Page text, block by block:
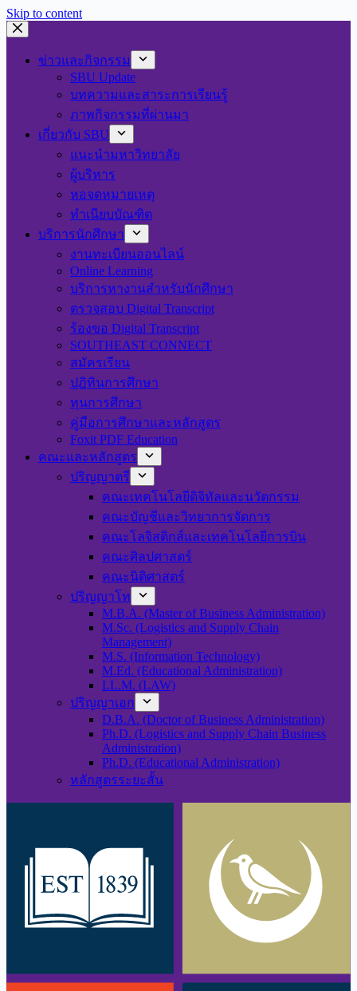
Skip to content
ข่าวและกิจกรรม
SBU Update
บทความและสาระการเรียนรู้
ภาพกิจกรรมที่ผ่านมา
เกี่ยวกับ SBU
แนะนำมหาวิทยาลัย
ผู้บริหาร
หอจดหมายเหตุ
ทำเนียบบัณฑิต
บริการนักศึกษา
งานทะเบียนออนไลน์
Online Learning
บริการหางานสำหรับนักศึกษา
ตรวจสอบ Digital Transcript
ร้องขอ Digital Transcript
SOUTHEAST CONNECT
สมัครเรียน
ปฎิทินการศึกษา
ทุนการศึกษา
คู่มือการศึกษาและหลักสูตร
Foxit PDF Education
คณะและหลักสูตร
ปริญญาตรี
คณะเทคโนโลยีดิจิทัลและนวัตกรรม
คณะบัญชีและวิทยาการจัดการ
คณะโลจิสติกส์และเทคโนโลยีการบิน
คณะศิลปศาสตร์
คณะนิติศาสตร์
ปริญญาโท
M.B.A. (Master of Business Administration)
M.Sc. (Logistics and Supply Chain
Management)
M.S. (Information Technology)
M.Ed. (Educational Administration)
LL.M. (LAW)
ปริญญาเอก
D.B.A. (Doctor of Business Administration)
Ph.D. (Logistics and Supply Chain Business
Administration)
Ph.D. (Educational Administration)
หลักสูตรระยะสั้น